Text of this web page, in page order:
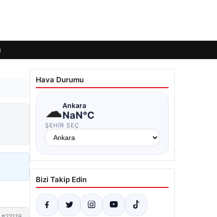
Hava Durumu
☁Ankara
NaN°C
ŞEHIR SEÇ
Bizi Takip Edin